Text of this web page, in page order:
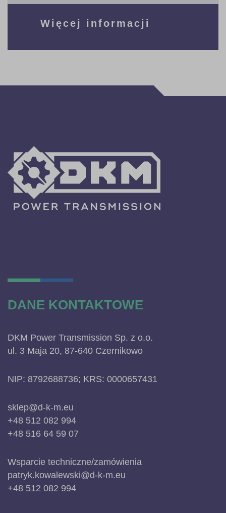
Więcej informacji
DANE KONTAKTOWE
DKM Power Transmission Sp. z o.o.
ul. 3 Maja 20, 87-640 Czernikowo
NIP: 8792688736; KRS: 0000657431
sklep@d-k-m.eu
+48 512 082 994
+48 516 64 59 07
Wsparcie techniczne/zamówienia
patryk.kowalewski@d-k-m.eu
+48 512 082 994